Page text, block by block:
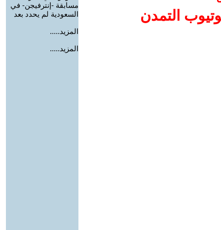
التمدن
مسابقة -إنترفيجن- في
السعودية لم يحدد بعد
المزيد.....
المزيد.....